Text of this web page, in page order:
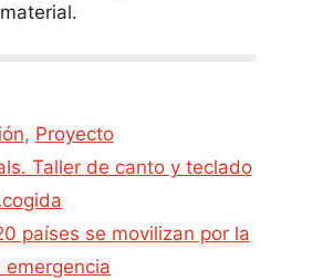
, Proyecto
Taller de canto y teclado
países se movilizan por la
emergencia